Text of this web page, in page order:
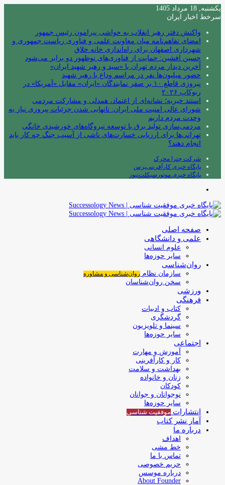
یکشنبه, 18 مرداد 1405
سرخط اخبار ایران
واکنش دفتر رهبر انقلاب به حواشی پیرامون رئیس جمهور
امضای تفاهم‌نامه میان معاونت علمی و فناوری ریاست جمهوری و
شهرداری اصفهان برای راه‌اندازی خانه خلاق
حسین افشین: حمایت از فناوری‌های نوظهور دو برابر می‌شود
آخرین دیدار مردم تهران با «سید و رهبر شهید ایران»
حضور میلیون‌ها نفر در مراسم وداع با رهبر شهید
پیروزی قاطع ۱۰ بر صفر نمایندگان «ایران» مقابل «آمریکا» در
ربوکاپ ۲۰۲۶
استند خیریه؛ نشانه‌ای از اعتماد، همدلی و مشارکت مردمی
شورای عالی امنیت ملی ایران: تانهایی شدن جزئیات پیروزی نیاز به
وحدت مردم داریم
مردمی‌سازی تولید برق با توسعه نیروگاه‌های خورشیدی خانگی
تهرانی‌ها برای ارزیابی خسارت‌های ناشی از آسیب جنگ چه کار باید
انجام دهند؟
شرکت چترا محرک
پایگاه خبری کارآفرینی‌پرس
پایگاه خبری موتورسیکلت‌نیوز
صفحه اصلی
علمی و دانشگاهی
علوم انسانی
سایر حوزه‌ها
روان‌شناسی
سازمان نظام روان‌شناسی و مشاوره
سخن روان‌شناسان
ورزشی
فرهنگی
کتاب و ادبیات
گردشگری
سینما و تلویزیون
سایر حوزه‌ها
اجتماعی
آموزش و مهارت
کار و کارآفرینی
بهداشت و سلامت
زنان و خانواده
کودکان
نوجوانان و جوانان
سایر حوزه‌ها
انتشارات موفقیت‌ شناسی
آمار نشر کتاب
درباره ما
اهداف
خط مشی
تماس با ما
حریم خصوصی
درباره موسس
About Founder